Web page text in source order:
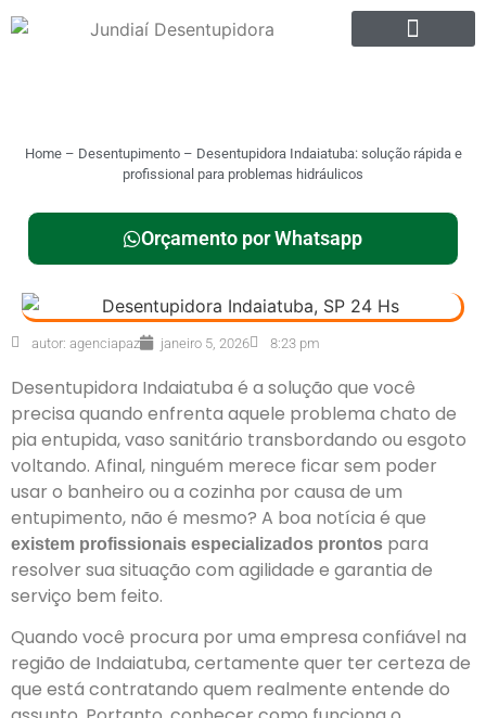
Home– Desentupimento– Desentupidora Indaiatuba: solução rápida e
profissional para problemas hidráulicos
Orçamento por Whatsapp
autor: agenciapaz janeiro 5, 2026 8:23 pm
Desentupidora Indaiatuba é a solução que você
precisa quando enfrenta aquele problema chato de
pia entupida, vaso sanitário transbordando ou esgoto
voltando. Afinal, ninguém merece ficar sem poder
usar o banheiro ou a cozinha por causa de um
entupimento, não é mesmo? A boa notícia é que
existem profissionais especializados prontos para
resolver sua situação com agilidade e garantia de
serviço bem feito.
Quando você procura por uma empresa confiável na
região de Indaiatuba, certamente quer ter certeza de
que está contratando quem realmente entende do